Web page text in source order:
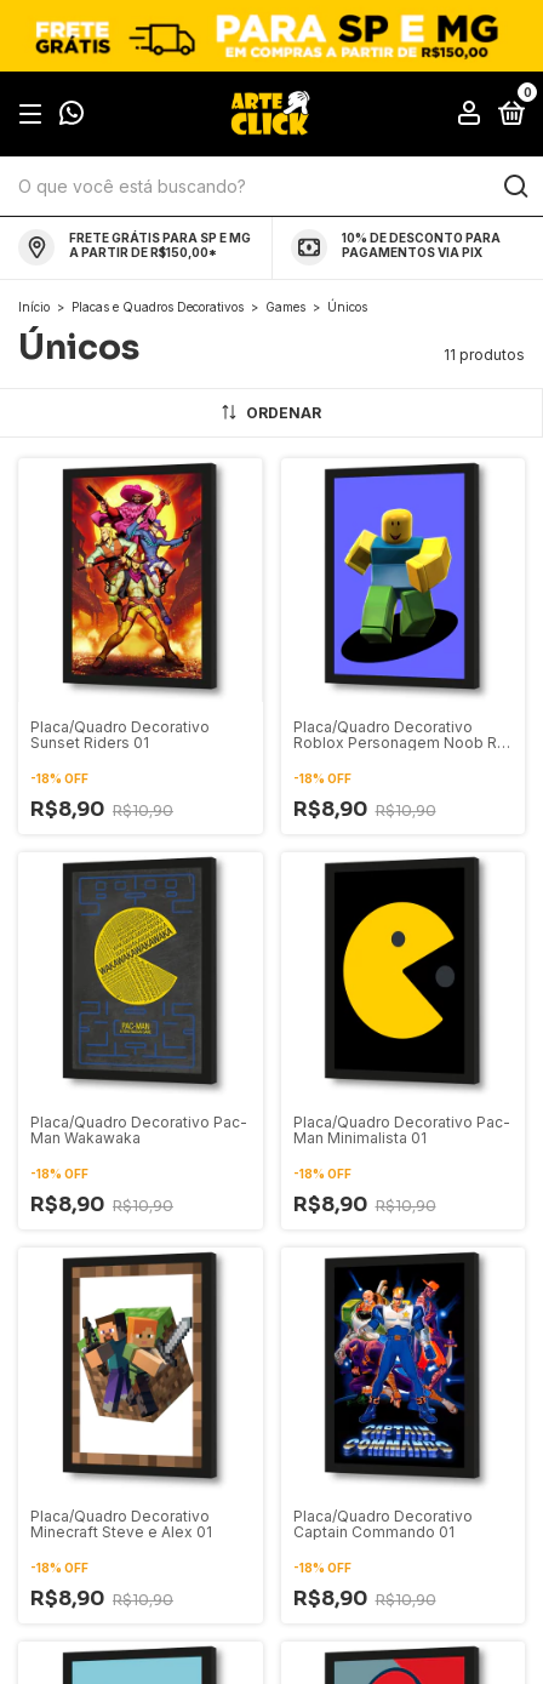
0
FRETE GRÁTIS PARA SP E MG
A PARTIR DE R$150,00*
10% DE DESCONTO PARA
PAGAMENTOS VIA PIX
Início > Placas e Quadros Decorativos > Games > Únicos
Únicos 11 produtos
ORDENAR
Placa/Quadro Decorativo
Sunset Riders 01
-18% OFF
R$8,90 R$10,90
Placa/Quadro Decorativo
Roblox Personagem Noob R15
-18% OFF
R$8,90 R$10,90
Placa/Quadro Decorativo Pac-
Man Wakawaka
-18% OFF
R$8,90 R$10,90
Placa/Quadro Decorativo Pac-
Man Minimalista 01
-18% OFF
R$8,90 R$10,90
Placa/Quadro Decorativo
Minecraft Steve e Alex 01
-18% OFF
R$8,90 R$10,90
Placa/Quadro Decorativo
Captain Commando 01
-18% OFF
R$8,90 R$10,90